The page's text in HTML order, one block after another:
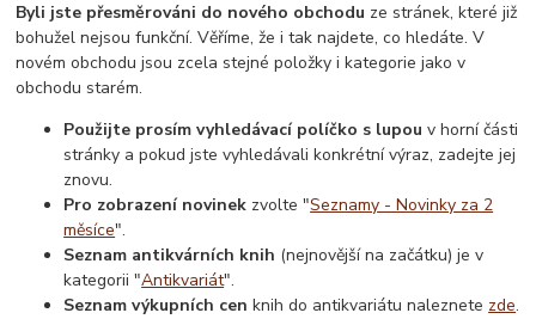
Byli jste přesměrováni do nového obchodu ze stránek, které již
bohužel nejsou funkční. Věříme, že i tak najdete, co hledáte. V
novém obchodu jsou zcela stejné položky i kategorie jako v
obchodu starém.
Použijte prosím vyhledávací políčko s lupou v horní části
stránky a pokud jste vyhledávali konkrétní výraz, zadejte jej
znovu.
Pro zobrazení novinek zvolte "Seznamy - Novinky za 2
měsíce".
Seznam antikvárních knih (nejnovější na začátku) je v
kategorii "Antikvariát".
Seznam výkupních cen knih do antikvariátu naleznete zde.